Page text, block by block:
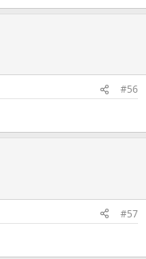
#56
#57